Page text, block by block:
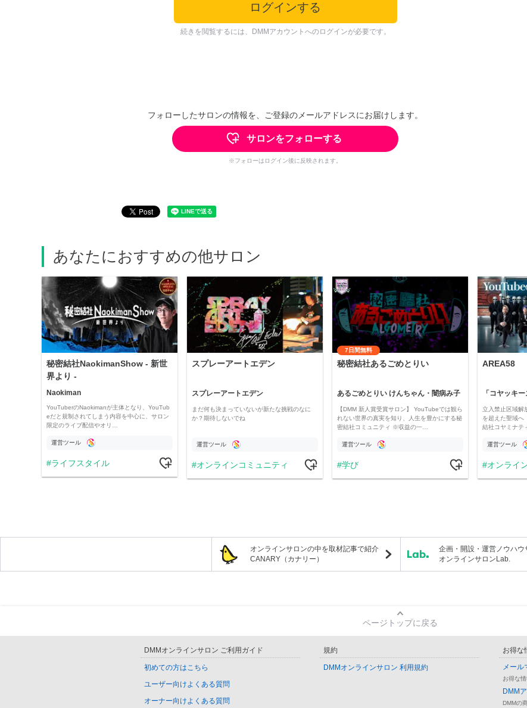
ログインする
続きを閲覧するには、DMMアカウントへのログインが必要です。
フォローしたサロンの情報を、ご登録のメールアドレスにお届けします。
サロンをフォローする
※フォローはログイン後に反映されます。
あなたにおすすめの他サロン
秘密結社NaokimanShow - 新世
界より -
Naokiman
YouTuberのNaokimanが主体となり、YouTub
eだと規制されてしまう内容を中心に、サロン
限定のライブ配信やオリ…
運営ツール
ライフスタイル
スプレーアートエデン
スプレーアートエデン
まだ何も決まっていないが新たな挑戦のなに
か？期待しないでね
運営ツール
オンラインコミュニティ
7日間無料
秘密結社あるごめとりい
あるごめとりい けんちゃん・闇病み子
【DMM 新人賞受賞サロン】 YouTubeでは観ら
れない世界の真実を知り、人生を豊かにする秘
密結社コミュニティ ※収益の一…
運営ツール
学び
AREA58
立入禁止区域解
を超えた聖域へ
結社コヤミナテ
運営ツール
オンライ
オンラインサロンの中を取材記事で紹介
CANARY（カナリー）
企画・開設・運営ノウハウ
オンラインサロンLab.
ページトップに戻る
DMMオンラインサロン ご利用ガイド
初めての方はこちら
ユーザー向けよくある質問
オーナー向けよくある質問
規約
DMMオンラインサロン 利用規約
お得な
メール
お得な
DMM
DMMの